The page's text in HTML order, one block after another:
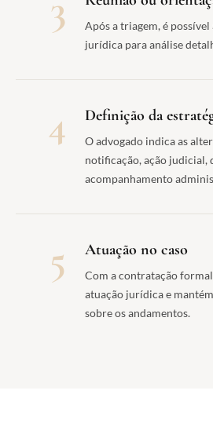
Após a triagem, é
jurídica para análise
4 Definição da
O advogado indica as
notificação, ação judicial,
acompanhamento
5 Atuação no caso
Com a contratação
atuação jurídica e
sobre os andamentos.